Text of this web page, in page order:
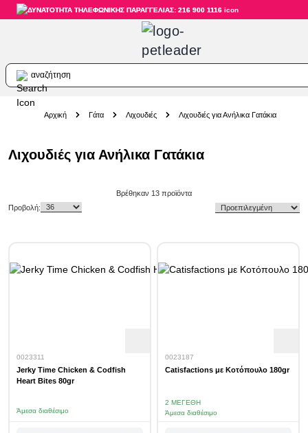
ΔΥΝΑΤΟΤΗΤΑ ΤΗΛΕΦΩΝΙΚΗΣ ΠΑΡΑΓΓΕΛΙΑΣ: 216 900 1116
Skip to Content
αναζήτηση
Αρχική Γάτα Λιχουδιές Λιχουδιές για Ανήλικα Γατάκια
Skip to product list
Λιχουδιές για Ανήλικα Γατάκια
Βρέθηκαν 13 προϊόντα
Προβολή:
0023311
Jerky Time Chicken & Codfish
Heart Bites 80gr
Άμεσα διαθέσιμο
0023187
Catisfactions με Κοτόπουλο 180gr
2 ΜΕΓΈΘΗ
Άμεσα διαθέσιμο